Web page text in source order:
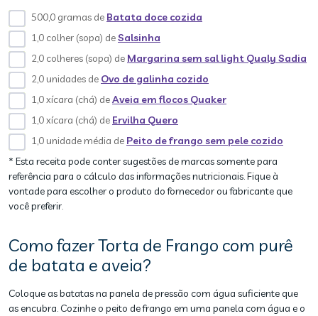
500,0 gramas de Batata doce cozida
1,0 colher (sopa) deSalsinha
2,0 colheres (sopa) de Margarina sem sal light Qualy Sadia
2,0 unidades de Ovo de galinha cozido
1,0 xícara (chá) deAveia em flocos Quaker
1,0 xícara (chá) de Ervilha Quero
1,0 unidade média de Peito de frango sem pele cozido
* Esta receita pode conter sugestões de marcas somente para
referência para o cálculo das informações nutricionais. Fique à
vontade para escolher o produto do fornecedor ou fabricante que
você preferir.
Como fazer Torta de Frango com purê
de batata e aveia?
Coloque as batatas na panela de pressão com água suficiente que
as encubra. Cozinhe o peito de frango em uma panela com água e o